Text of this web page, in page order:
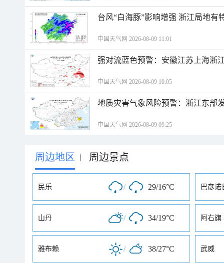
台风“白海豚”影响增强 浙江局地有
中国天气网 2026-08-09 11:01
强对流蓝色预警：安徽江苏上海浙
中国天气网 2026-08-09 10:05
地质灾害气象风险预警：浙江东部
中国天气网 2026-08-09 09:25
周边地区 | 周边景点
民乐 / 29/16°C 巴彦诺
山丹 / 34/19°C 阿右旗
雅布赖 / 38/27°C 武威